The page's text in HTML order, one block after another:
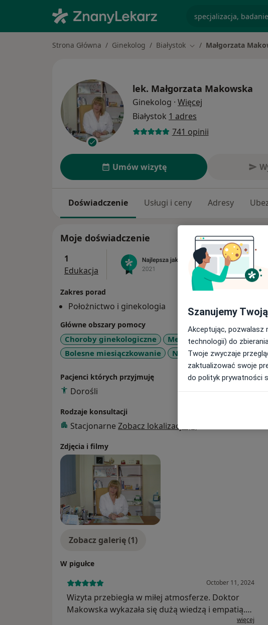
Strona Główna Ginekolog Białystok Zmień miasto
Małgorzata
lek. Małgorzata Makowska
Ginekolog · Więcej
Białystok 1 adres
741 opinii
Umów wizytę
Doświadczenie Usługi i ceny Adresy
Moje doświadczenie
1
Edukacja
Zakres porad
Położnictwo i ginekologia
Główne obszary pomocy
Choroby ginekologiczne Menopauza
Bolesne miesiączkowanie
Nadżerki szyjki macicy
Pacjenci których przyjmuję
Dorośli
Rodzaje konsultacji
Stacjonarne Zobacz lokalizacje (1)
Zdjęcia i filmy
Zobacz galerię (1)
W pigułce
October 11, 2024
Wizyta przebiegła w miłej atmosferze. Doktor
Makowska wykazała się dużą wiedzą i empatią.
więcej
Szanujemy
Akceptując, pozwalasz
technologii) do
Twoje zwyczaje
zaktualizować swoje
do polityk prywatności